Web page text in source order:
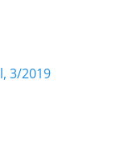
3/2019